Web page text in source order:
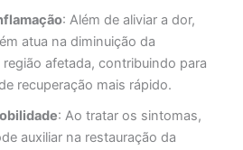
: Além de aliviar a dor,
atua na diminuição da
afetada, contribuindo para
recuperação mais rápido.
: Ao tratar os sintomas,
auxiliar na restauração da